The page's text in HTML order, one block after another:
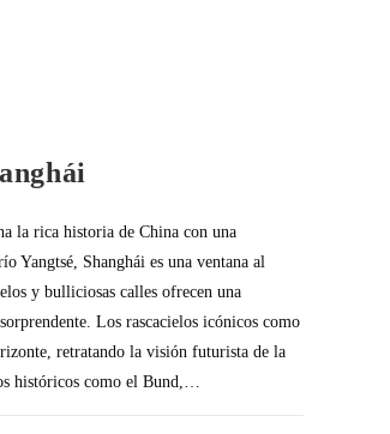
la rica historia de China con una
Yangtsé, Shanghái es una ventana al
y bulliciosas calles ofrecen una
Los rascacielos icónicos como
retratando la visión futurista de la
históricos como el Bund,…